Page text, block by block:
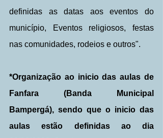
definidas as datas aos eventos do
município, Eventos religiosos, festas
nas comunidades, rodeios e outros".
*Organização ao inicio das aulas de
Fanfara (Banda Municipal
Bampergá), sendo que o inicio das
aulas estão definidas ao dia